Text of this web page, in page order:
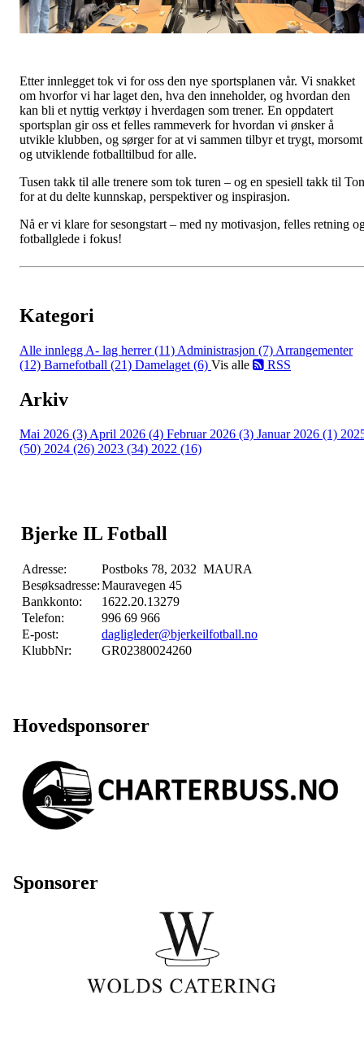
Etter innlegget tok vi for oss den nye sportsplanen vår. Vi snakket
om hvorfor vi har laget den, hva den inneholder, og hvordan den
kan bli et nyttig verktøy i hverdagen som trener. En oppdatert
sportsplan gir oss et felles rammeverk for hvordan vi ønsker å
utvikle klubben, og sørger for at vi sammen tilbyr et trygt, morsomt
og utviklende fotballtilbud for alle.
Tusen takk til alle trenere som tok turen – og en spesiell takk til
for at du delte kunnskap, perspektiver og inspirasjon.
Nå er vi klare for sesongstart – med ny motivasjon, felles retning
fotballglede i fokus!
Kategori
Alle innlegg A- lag herrer (11) Administrasjon (7) Arrangementer
(12) Barnefotball (21) Damelaget (6) Vis alle RSS
Arkiv
Mai 2026 (3) April 2026 (4) Februar 2026 (3) Januar 2026 (1)
(50) 2024 (26) 2023 (34) 2022 (16)
Bjerke IL Fotball
Adresse:
Postboks 78, 2032 MAURA
Besøksadresse:Mauravegen 45
Bankkonto:
1622.20.13279
Telefon:
996 69 966
E-post:
dagligleder@bjerkeilfotball.no
KlubbNr:
GR02380024260
Hovedsponsorer
Sponsorer